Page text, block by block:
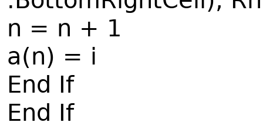
n = n + 1
a(n) = i
End If
End If